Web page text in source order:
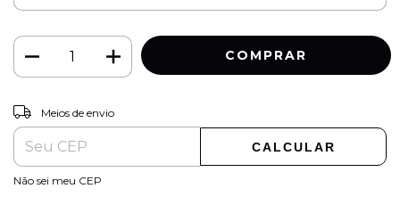
Entregas para o CEP:
Meios de envio
CALCULAR
Não sei meu CEP